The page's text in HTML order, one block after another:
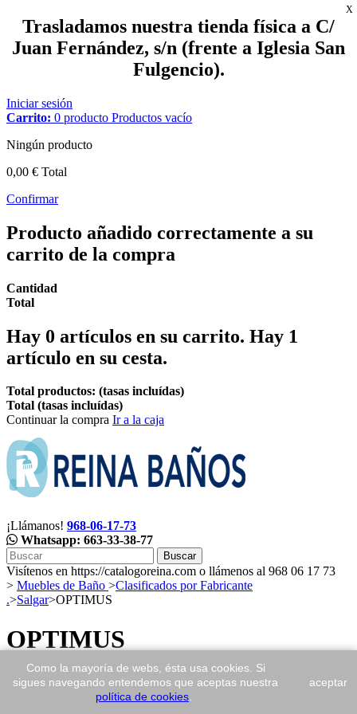
Trasladamos nuestra tienda física a C/
Juan Fernández, s/n (frente a Iglesia San
Fulgencio).
X
Iniciar sesión
Carrito: 0 producto Productos vacío
Ningún producto
0,00 € Total
Confirmar
Producto añadido correctamente a su
carrito de la compra
Cantidad
Total
Hay 0 artículos en su carrito. Hay 1
artículo en su cesta.
Total productos: (tasas incluídas)
Total (tasas incluídas)
Continuar la compra Ir a la caja
¡Llámanos! 968-06-17-73
Whatsapp: 663-33-38-77
Buscar
Visítenos en https://catalogoreina.com o llámenos al 968 06 17 73
> Muebles de Baño >Clasificados por Fabricante
.>Salgar>OPTIMUS
OPTIMUS
Información
Como la mayoría de webs, ésta usa cookies. Si
sigues navegando entendemos que aceptas nuestra
política de cookies
aceptar